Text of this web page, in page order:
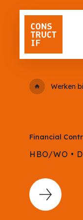
Werken
Financial
HBO/WO •